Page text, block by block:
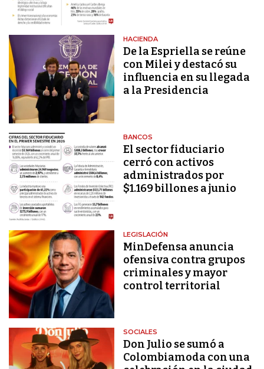
HACIENDA
De la Espriella se reúne
con Milei y destacó su
influencia en su llegada
a la Presidencia
BANCOS
El sector fiduciario
cerró con activos
administrados por
$1.169 billones a junio
LEGISLACIÓN
MinDefensa anuncia
ofensiva contra grupos
criminales y mayor
control territorial
SOCIALES
Don Julio se sumó a
Colombiamoda con una